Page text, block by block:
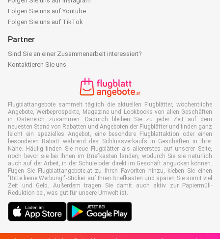
Folgen Sie uns auf Youtube
Folgen Sie uns auf TikTok
Partner
Sind Sie an einer Zusammenarbeit interessiert?
Kontaktieren Sie uns
Flugblattangebote sammelt täglich die aktuellen Flugblätter, wöchentliche
Angebote, Werbeprospekte, Magazine und Lookbooks von allen Geschäften
in Österreich zusammen. Dadurch bleiben Sie zu jeder Zeit auf dem
neuesten Stand von Rabatten und Angeboten der Flugblätter und finden ganz
leicht ein spezielles Angebot, eine besondere Flugblattaktion oder einen
besonderen Rabatt während des Schlussverkaufs in Geschäften in Ihrer
Nähe. Häufig finden Sie neue Flugblätter als allererstes auf unserer Seite,
noch bevor sie bei Ihnen im Briefkasten landen, wodurch Sie sie natürlich
auch auf der Arbeit, in der Schule oder direkt im Geschäft angucken können.
Fügen Sie Flugblattangebote.at zu Ihren Favoriten hinzu, kleben Sie einen
"Bitte keine Werbung!"-Sticker auf Ihren Briefkasten und sparen Sie somit viel
Zeit und Geld. Außerdem tragen Sie damit auch aktiv zur Papiermüll-
Reduktion bei, was gut für unsere Umwelt ist.